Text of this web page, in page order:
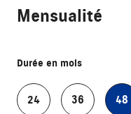
Mensualité
Durée en mois
24 36 48